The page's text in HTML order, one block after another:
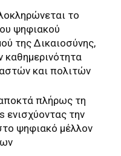
το
ψηφιακού
της Δικαιοσύνης,
καθημερινότητα
και πολιτών
πλήρως τη
ενισχύοντας την
ψηφιακό μέλλον